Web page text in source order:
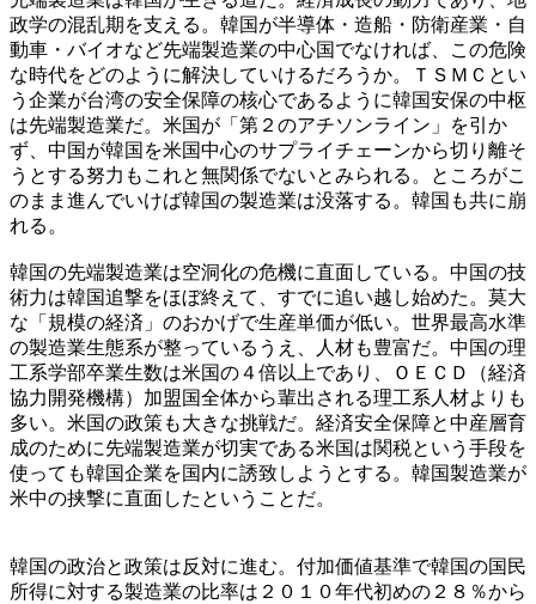
政学の混乱期を支える。韓国が半導体・造船・防衛産業・自
動車・バイオなど先端製造業の中心国でなければ、この危険
な時代をどのように解決していけるだろうか。ＴＳＭＣとい
う企業が台湾の安全保障の核心であるように韓国安保の中枢
は先端製造業だ。米国が「第２のアチソンライン」を引か
ず、中国が韓国を米国中心のサプライチェーンから切り離そ
うとする努力もこれと無関係でないとみられる。ところがこ
のまま進んでいけば韓国の製造業は没落する。韓国も共に崩
れる。
韓国の先端製造業は空洞化の危機に直面している。中国の技
術力は韓国追撃をほぼ終えて、すでに追い越し始めた。莫大
な「規模の経済」のおかげで生産単価が低い。世界最高水準
の製造業生態系が整っているうえ、人材も豊富だ。中国の理
工系学部卒業生数は米国の４倍以上であり、ＯＥＣＤ（経済
協力開発機構）加盟国全体から輩出される理工系人材よりも
多い。米国の政策も大きな挑戦だ。経済安全保障と中産層育
成のために先端製造業が切実である米国は関税という手段を
使っても韓国企業を国内に誘致しようとする。韓国製造業が
米中の挟撃に直面したということだ。
韓国の政治と政策は反対に進む。付加価値基準で韓国の国民
所得に対する製造業の比率は２０１０年代初めの２８％から